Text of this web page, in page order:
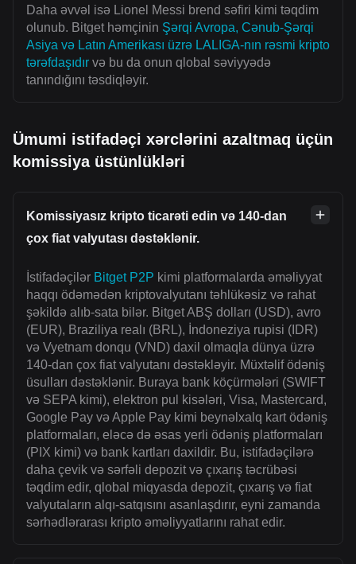
Daha əvvəl isə Lionel Messi brend səfiri kimi təqdim
olunub. Bitget həmçinin Şərqi Avropa, Cənub-Şərqi
Asiya və Latın Amerikası üzrə LALIGA-nın rəsmi kripto
tərəfdaşıdır və bu da onun qlobal səviyyədə
tanındığını təsdiqləyir.
Ümumi istifadəçi xərclərini azaltmaq üçün
komissiya üstünlükləri
Komissiyasız kripto ticarəti edin və 140-dan
çox fiat valyutası dəstəklənir.
İstifadəçilər Bitget P2P kimi platformalarda əməliyyat
haqqı ödəmədən kriptovalyutanı təhlükəsiz və rahat
şəkildə alıb-sata bilər. Bitget ABŞ dolları (USD), avro
(EUR), Braziliya realı (BRL), İndoneziya rupisi (IDR)
və Vyetnam donqu (VND) daxil olmaqla dünya üzrə
140-dan çox fiat valyutanı dəstəkləyir. Müxtəlif ödəniş
üsulları dəstəklənir. Buraya bank köçürmələri (SWIFT
və SEPA kimi), elektron pul kisələri, Visa, Mastercard,
Google Pay və Apple Pay kimi beynəlxalq kart ödəniş
platformaları, eləcə də əsas yerli ödəniş platformaları
(PIX kimi) və bank kartları daxildir. Bu, istifadəçilərə
daha çevik və sərfəli depozit və çıxarış təcrübəsi
təqdim edir, qlobal miqyasda depozit, çıxarış və fiat
valyutaların alqı-satqısını asanlaşdırır, eyni zamanda
sərhədlərarası kripto əməliyyatlarını rahat edir.